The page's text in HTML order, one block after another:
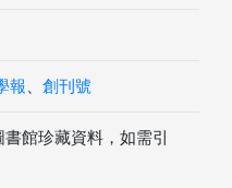
報 創刊號
館珍藏資料，如需引